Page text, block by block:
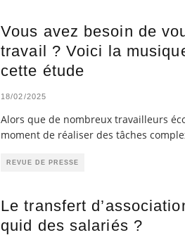
Vous avez besoin de
travail ? Voici la
cette étude
18/02/2025
Alors que de nombreux travailleurs
moment de réaliser des tâches
REVUE DE PRESSE
Le transfert
quid des salariés ?